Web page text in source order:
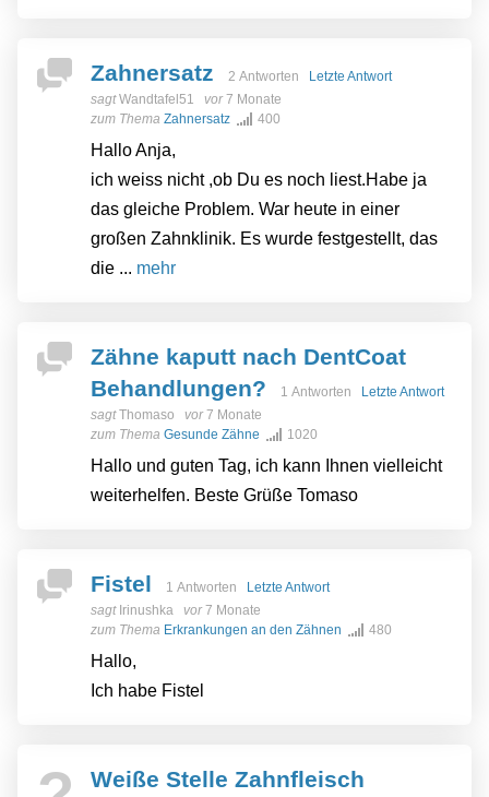
Zahnersatz 2 Antworten
Letzte Antwort
sagtWandtafel51 vor7 Monate
zum Thema Zahnersatz 400
Hallo Anja,
ich weiss nicht ,ob Du es noch liest.Habe ja
das gleiche Problem. War heute in einer
großen Zahnklinik. Es wurde festgestellt, das
die ... mehr
Zähne kaputt nach DentCoat
Behandlungen?
1 Antworten
Letzte Antwort
sagtThomaso vor7 Monate
zum Thema Gesunde Zähne 1020
Hallo und guten Tag, ich kann Ihnen vielleicht
weiterhelfen. Beste Grüße Tomaso
Fistel 1 Antworten
Letzte Antwort
sagt Irinushka vor7 Monate
zum Thema Erkrankungen an den Zähnen 480
Hallo,
Ich habe Fistel
Weiße Stelle Zahnfleisch